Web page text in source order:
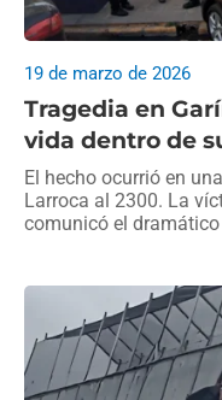
Tragedia en
vida dentro de
19 de marzo de 2026
El hecho ocurrió en
Larroca al 2300. La
comunicó el